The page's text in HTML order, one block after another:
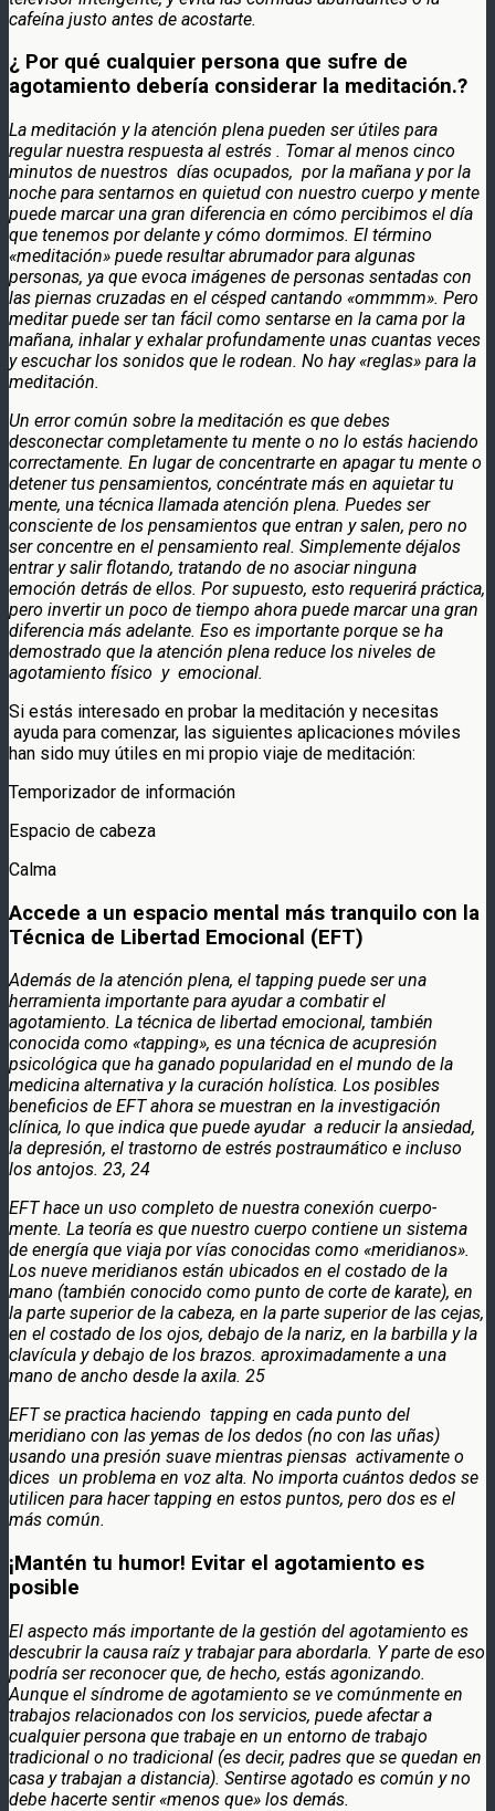
cafeína justo antes de acostarte.
¿ Por qué cualquier persona que sufre de
agotamiento debería considerar la meditación.?
La meditación y la atención plena pueden ser útiles para
regular nuestra respuesta al estrés . Tomar al menos cinco
minutos de nuestros días ocupados, por la mañana y por la
noche para sentarnos en quietud con nuestro cuerpo y mente
puede marcar una gran diferencia en cómo percibimos el día
que tenemos por delante y cómo dormimos. El término
«meditación» puede resultar abrumador para algunas
personas, ya que evoca imágenes de personas sentadas con
las piernas cruzadas en el césped cantando «ommmm». Pero
meditar puede ser tan fácil como sentarse en la cama por la
mañana, inhalar y exhalar profundamente unas cuantas veces
y escuchar los sonidos que le rodean. No hay «reglas» para la
meditación.
Un error común sobre la meditación es que debes
desconectar completamente tu mente o no lo estás haciendo
correctamente. En lugar de concentrarte en apagar tu mente o
detener tus pensamientos, concéntrate más en aquietar tu
mente, una técnica llamada atención plena. Puedes ser
consciente de los pensamientos que entran y salen, pero no
ser concentre en el pensamiento real. Simplemente déjalos
entrar y salir flotando, tratando de no asociar ninguna
emoción detrás de ellos. Por supuesto, esto requerirá práctica,
pero invertir un poco de tiempo ahora puede marcar una gran
diferencia más adelante. Eso es importante porque se ha
demostrado que la atención plena reduce los niveles de
agotamiento físico y emocional.
Si estás interesado en probar la meditación y necesitas
ayuda para comenzar, las siguientes aplicaciones móviles
han sido muy útiles en mi propio viaje de meditación:
Temporizador de información
Espacio de cabeza
Calma
Accede a un espacio mental más tranquilo con la
Técnica de Libertad Emocional (EFT)
Además de la atención plena, el tapping puede ser una
herramienta importante para ayudar a combatir el
agotamiento. La técnica de libertad emocional, también
conocida como «tapping», es una técnica de acupresión
psicológica que ha ganado popularidad en el mundo de la
medicina alternativa y la curación holística. Los posibles
beneficios de EFT ahora se muestran en la investigación
clínica, lo que indica que puede ayudar a reducir la ansiedad,
la depresión, el trastorno de estrés postraumático e incluso
los antojos. 23, 24
EFT hace un uso completo de nuestra conexión cuerpo-
mente. La teoría es que nuestro cuerpo contiene un sistema
de energía que viaja por vías conocidas como «meridianos».
Los nueve meridianos están ubicados en el costado de la
mano (también conocido como punto de corte de karate), en
la parte superior de la cabeza, en la parte superior de las cejas,
en el costado de los ojos, debajo de la nariz, en la barbilla y la
clavícula y debajo de los brazos. aproximadamente a una
mano de ancho desde la axila. 25
EFT se practica haciendo tapping en cada punto del
meridiano con las yemas de los dedos (no con las uñas)
usando una presión suave mientras piensas activamente o
dices un problema en voz alta. No importa cuántos dedos se
utilicen para hacer tapping en estos puntos, pero dos es el
más común.
¡Mantén tu humor! Evitar el agotamiento es
posible
El aspecto más importante de la gestión del agotamiento es
descubrir la causa raíz y trabajar para abordarla. Y parte de eso
podría ser reconocer que, de hecho, estás agonizando.
Aunque el síndrome de agotamiento se ve comúnmente en
trabajos relacionados con los servicios, puede afectar a
cualquier persona que trabaje en un entorno de trabajo
tradicional o no tradicional (es decir, padres que se quedan en
casa y trabajan a distancia). Sentirse agotado es común y no
debe hacerte sentir «menos que» los demás.